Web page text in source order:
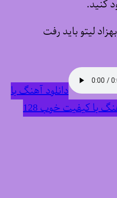
کنید.
دانلود آهنگ با
با کیفیت خوب 128